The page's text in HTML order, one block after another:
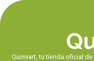
Quimiart, tu tienda oficial